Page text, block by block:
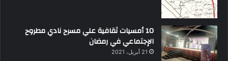
10 أمسيات ثقافية علي مسرح نادي مطروح
الإجتماعي في رمضان
21 أبريل، 2021